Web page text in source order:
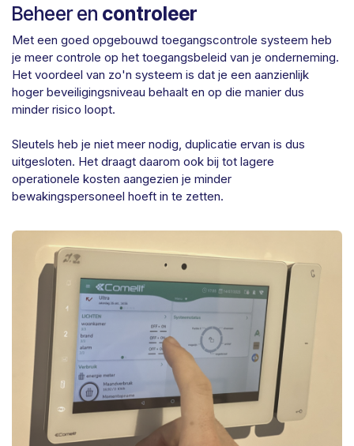
Beheer en controleer
Met een goed opgebouwd toegangscontrole systeem heb
je meer controle op het toegangsbeleid van je onderneming.
Het voordeel van zo'n systeem is dat je een aanzienlijk
hoger beveiligingsniveau behaalt en op die manier dus
minder risico loopt.
Sleutels heb je niet meer nodig, duplicatie ervan is dus
uitgesloten. Het draagt daarom ook bij tot lagere
operationele kosten aangezien je minder
bewakingspersoneel hoeft in te zetten.